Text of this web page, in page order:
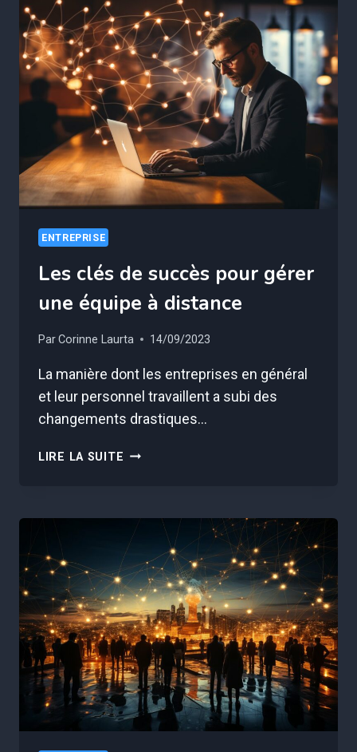
GESTION
DE
PROJET
POUR
LES
LEADERS
D’AUJOURD’HUI
ENTREPRISE
Les clés de succès pour gérer
une équipe à distance
ParCorinne Laurta 14/09/2023
La manière dont les entreprises en général
et leur personnel travaillent a subi des
changements drastiques…
LIRE LA SUITE LES
GÉRER
UNE
ÉQUIPE
À
DISTANCE